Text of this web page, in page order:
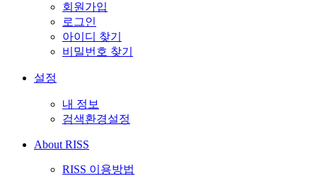
회원가입
로그인
아이디 찾기
비밀번호 찾기
설정
내 정보
검색환경설정
About RISS
RISS 이용방법